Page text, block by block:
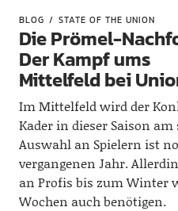
BLOG STATE OF THE UNION
Die Prömel-
Der Kampf ums
Mittelfeld bei
Im Mittelfeld wird der
Kader in dieser Saison
Auswahl an Spielern ist
vergangenen Jahr.
an Profis bis zum Winter
Wochen auch benötigen.